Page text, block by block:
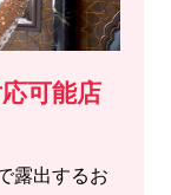
可能店
露出するお